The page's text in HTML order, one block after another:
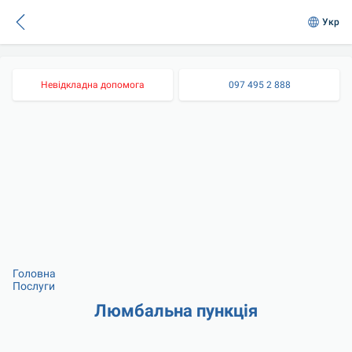
Укр
Невідкладна допомога 097 495 2 888
Головна
Послуги
Люмбальна пункція